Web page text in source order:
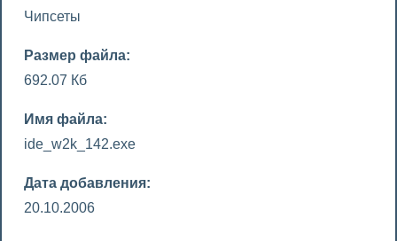
Чипсеты
Размер файла:
692.07 Кб
Имя файла:
ide_w2k_142.exe
Дата добавления:
20.10.2006